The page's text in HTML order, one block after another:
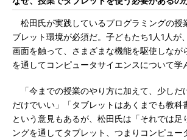
松田氏が実践しているプログラミングの授
ブレット環境が必須だ。子どもたち1人1人が
画面を触って、さまざまな機能を駆使しなが
を通してコンピュータサイエンスについて学
「今までの授業のやり方に加えて、少しだ
だけでいい」「タブレットはあくまでも教科
という意見もあるが、松田氏は「それでは足
ングを通してタブレット、つまりコンピュー